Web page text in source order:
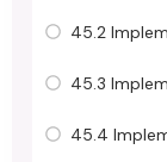
45.2
45.3
45.4